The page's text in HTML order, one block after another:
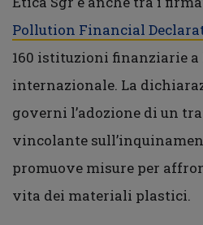
Pollution Financial
160 istituzioni finanziarie
internazionale. La
governi l’adozione di un
vincolante
promuove misure per
vita dei materiali plastici.